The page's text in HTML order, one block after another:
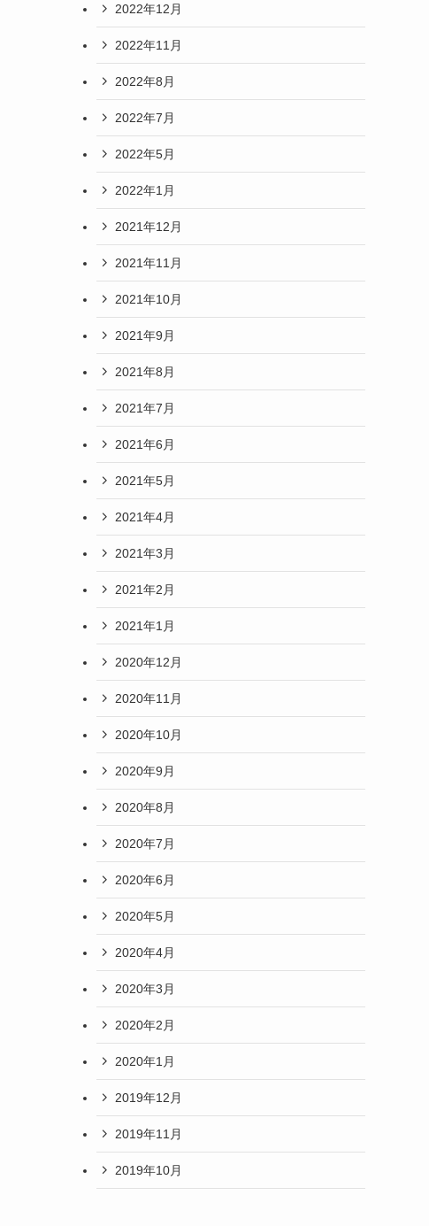
2022年12月
2022年11月
2022年8月
2022年7月
2022年5月
2022年1月
2021年12月
2021年11月
2021年10月
2021年9月
2021年8月
2021年7月
2021年6月
2021年5月
2021年4月
2021年3月
2021年2月
2021年1月
2020年12月
2020年11月
2020年10月
2020年9月
2020年8月
2020年7月
2020年6月
2020年5月
2020年4月
2020年3月
2020年2月
2020年1月
2019年12月
2019年11月
2019年10月